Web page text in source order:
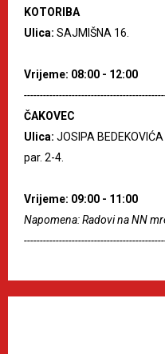
KOTORIBA
Ulica: SAJMIŠNA 16.
Vrijeme: 08:00 - 12:00
ČAKOVEC
Ulica: JOSIPA
par. 2-4.
Vrijeme: 09:00 - 11:00
Napomena: Radovi na NN